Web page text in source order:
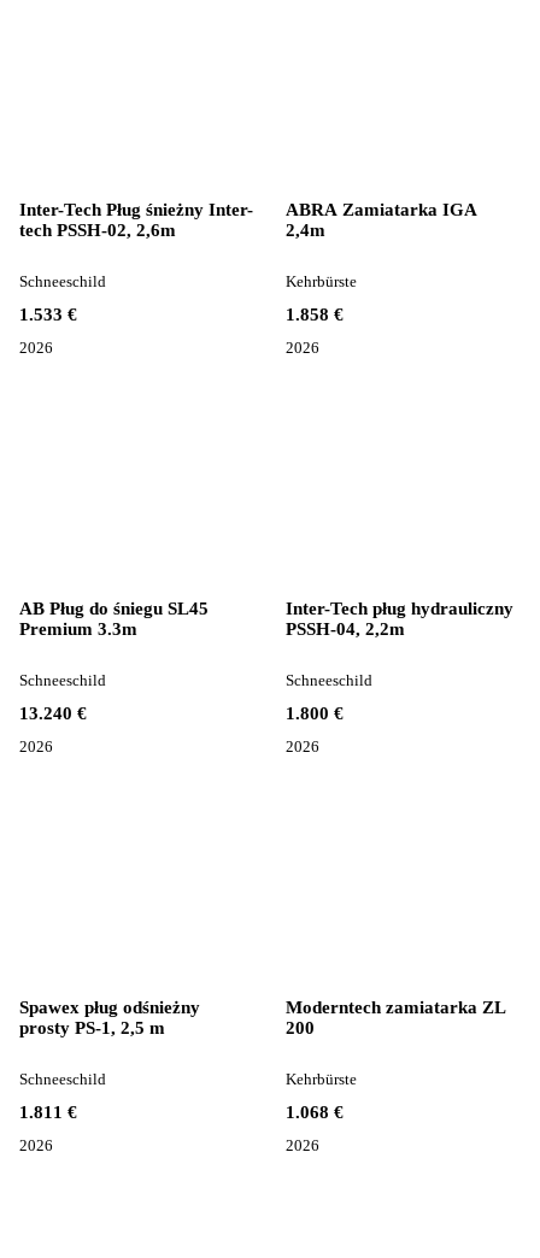
Inter-Tech Pług śnieżny Inter-
tech PSSH-02, 2,6m
1.533 €
Schneeschild
2026
ABRA Zamiatarka IGA
2,4m
1.858 €
Kehrbürste
2026
AB Pług do śniegu SL45
Premium 3.3m
13.240 €
Schneeschild
2026
Inter-Tech pług hydrauliczny
PSSH-04, 2,2m
1.800 €
Schneeschild
2026
Spawex pług odśnieżny
prosty PS-1, 2,5 m
1.811 €
Schneeschild
2026
Moderntech zamiatarka ZL
200
1.068 €
Kehrbürste
2026